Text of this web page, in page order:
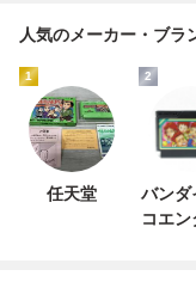
人気のメーカー・ブラ
1
任天堂
2
バンダ
コエン